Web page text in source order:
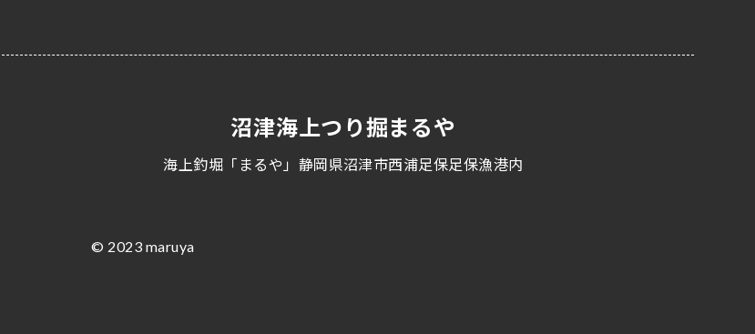
沼津海上つり掘まるや
海上釣堀「まるや」静岡県沼津市西浦足保足保漁港内
© 2023 maruya